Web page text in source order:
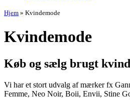
Hjem » Kvindemode
Kvindemode
Køb og sælg brugt
Vi har et stort udvalg af mærker fx
Femme, Neo Noir, Boii, Envii, Stine